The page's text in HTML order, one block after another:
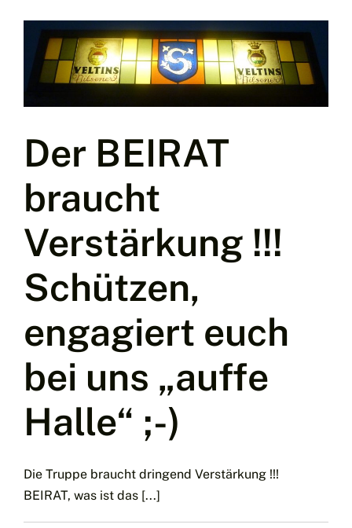
Der BEIRAT
braucht
Verstärkung !!!
Schützen,
engagiert euch
bei uns „auffe
Halle“ ;-)
Die Truppe braucht dringend Verstärkung !!!
BEIRAT, was ist das [...]